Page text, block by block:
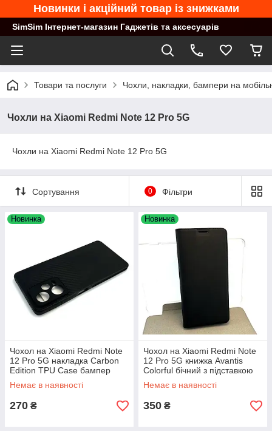
Новинки і акційний товар із знижками
SimSim Інтернет-магазин Гаджетів та аксесуарів
Товари та послуги Чохли, накладки, бампери на
Чохли на Xiaomi Redmi Note 12 Pro 5G
Чохли на Xiaomi Redmi Note 12 Pro 5G
Сортування 0 Фільтри
Новинка
Чохол на Xiaomi Redmi Note
12 Pro 5G накладка Carbon
Edition TPU Case бампер
силіконовий чорний
Немає в наявності
270 ₴
Новинка
Чохол на Xiaomi Redmi Note
12 Pro 5G книжка Avantis
Colorful бічний з підставкою
чорний
Немає в наявності
350 ₴